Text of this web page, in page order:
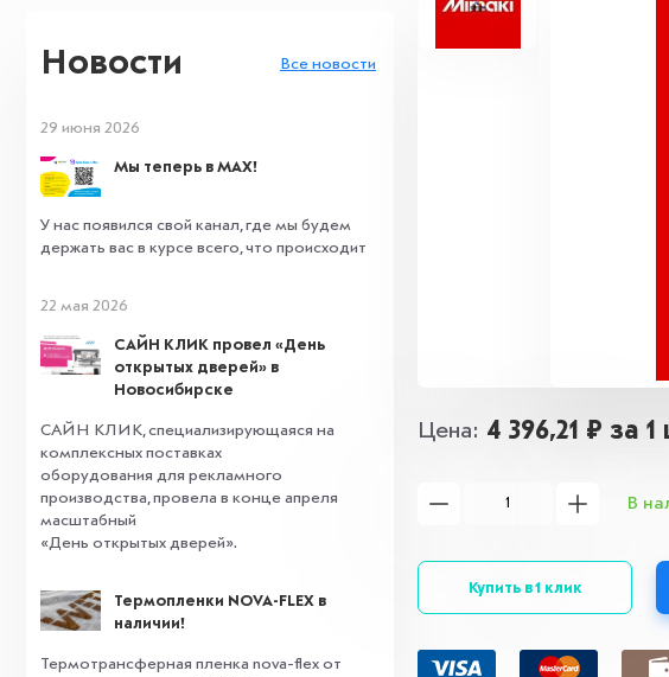
Новости Все новости
29 июня 2026
Мы теперь в MAX!
У нас появился свой канал, где мы будем
держать вас в курсе всего, что происходит
22 мая 2026
САЙН КЛИК провел «День
открытых дверей» в
Новосибирске
САЙН КЛИК, специализирующаяся на
комплексных поставках
оборудования для рекламного
производства, провела в конце апреля
масштабный
«День открытых дверей».
Термопленки NOVA-FLEX в
наличии!
Термотрансферная пленка nova-flex от
Цена 4 396,21 ₽ за 1
В
Купить в 1 клик